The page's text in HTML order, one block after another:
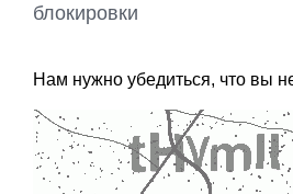
блокировки
Нам нужно убедиться, что вы